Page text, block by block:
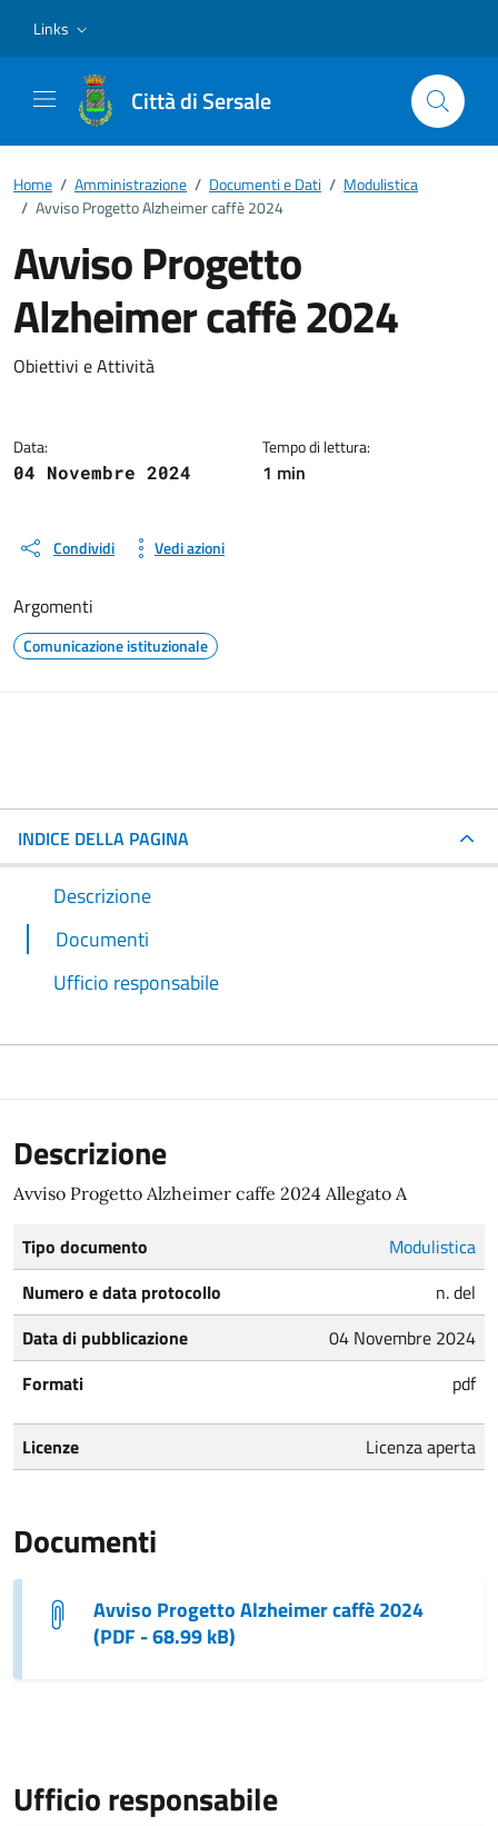
Links
Città di Sersale
Home / Amministrazione / Documenti e Dati / Modulistica
/ Avviso Progetto Alzheimer caffè 2024
Avviso Progetto
Alzheimer caffè 2024
Dettagli del documento
Obiettivi e Attività
Data:
04 Novembre 2024
Tempo di lettura:
1 min
Condividi Vedi azioni
Argomenti
Comunicazione istituzionale
INDICE DELLA PAGINA
Descrizione
Documenti
Ufficio responsabile
Descrizione
Avviso Progetto Alzheimer caffe 2024 Allegato A
Tipo documento
Modulistica
Numero e data protocollo
n. del
Data di pubblicazione
04 Novembre 2024
Formati
pdf
Licenze Licenza aperta
Documenti
Avviso Progetto Alzheimer caffè 2024
(PDF - 68.99 kB)
Ufficio responsabile